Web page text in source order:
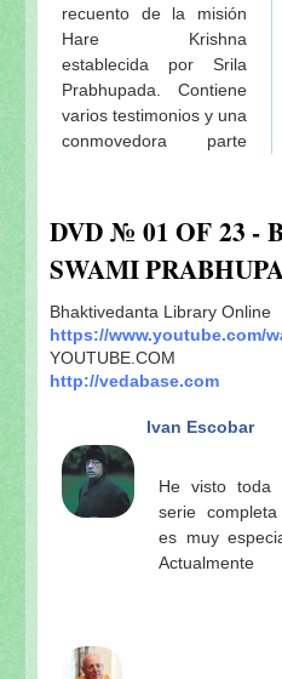
recuento de la misión
Hare Krishna
establecida por Srila
Prabhupada. Contiene
varios testimonios y una
conmovedora parte
DVD № 01 OF 23 -
SWAMI
Bhaktivedanta Library Online
https://www.youtube.com/
YOUTUBE.COM
http://vedabase.com
Ivan Escobar
He visto toda
serie
es muy
Actualmente
tiene mi
bhakta Iván
(29 de julio